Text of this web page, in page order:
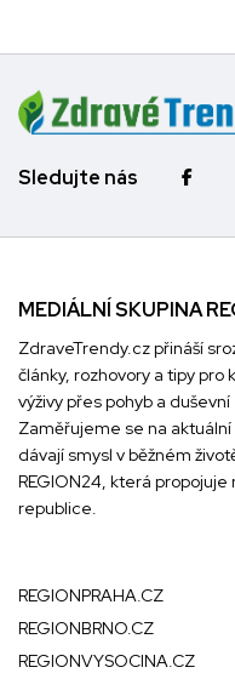
Sledujte nás
MEDIÁLNÍ SKUPINA
ZdraveTrendy.cz přináší
články, rozhovory a tipy
výživy přes pohyb a
Zaměřujeme se na
dávají smysl v běžném
REGION24, která propojuje
republice.
REGIONPRAHA.CZ
REGIONBRNO.CZ
REGIONVYSOCINA.CZ